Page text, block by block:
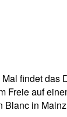
findet
Freie auf
in